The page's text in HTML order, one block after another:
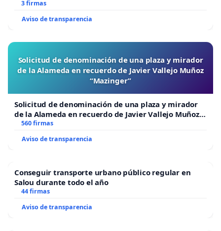
3 firmas
Aviso de transparencia
Solicitud de denominación de una plaza y mirador
de la Alameda en recuerdo de Javier Vallejo Muñoz
“Mazinger”
Solicitud de denominación de una plaza y mirador
de la Alameda en recuerdo de Javier Vallejo Muñoz
“Mazinger”
560 firmas
Aviso de transparencia
Conseguir transporte urbano público regular en
Salou durante todo el año
44 firmas
Aviso de transparencia